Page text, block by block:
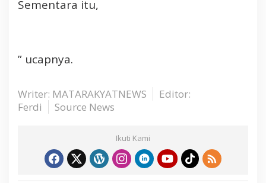
Sementara itu,
” ucapnya.
Writer: MATARAKYATNEWS
Editor:
Ferdi
Source News
Ikuti Kami